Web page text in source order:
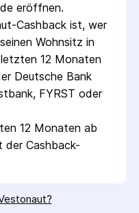
eröffnen.
Cashback ist, wer
Wohnsitz in
12 Monaten
Deutsche Bank
FYRST oder
12 Monaten ab
der Cashback-